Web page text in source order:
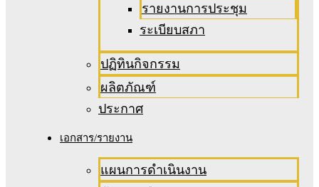
รายงานการประชุม
ระเบียบสภา
ปฏิทินกิจกรรม
ผลิตภัณฑ์
ประกาศ
เอกสาร/รายงาน
แผนการดำเนินงาน